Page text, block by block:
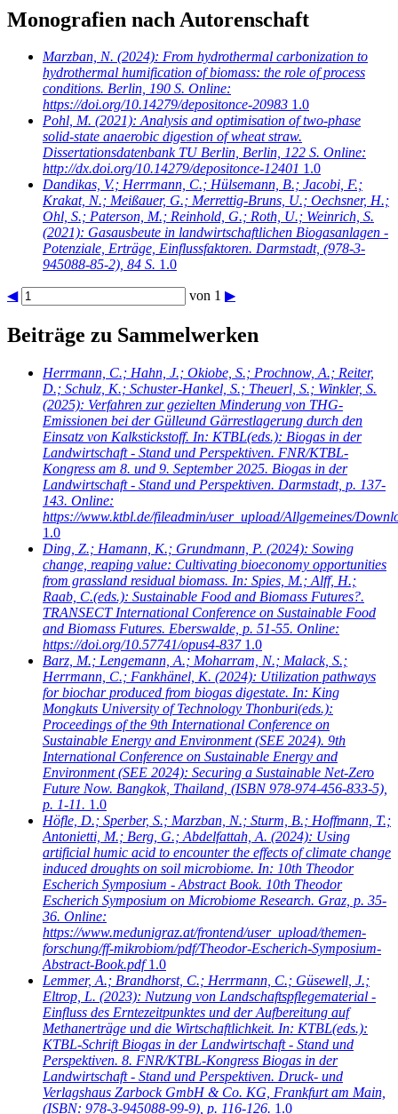
Monografien nach Autorenschaft
Marzban, N. (2024): From hydrothermal carbonization to
hydrothermal humification of biomass: the role of process
conditions. Berlin, 190 S. Online:
https://doi.org/10.14279/depositonce-20983 1.0
Pohl, M. (2021): Analysis and optimisation of two-phase
solid-state anaerobic digestion of wheat straw.
Dissertationsdatenbank TU Berlin, Berlin, 122 S. Online:
http://dx.doi.org/10.14279/depositonce-12401 1.0
Dandikas, V.; Herrmann, C.; Hülsemann, B.; Jacobi, F.;
Krakat, N.; Meißauer, G.; Merrettig-Bruns, U.; Oechsner, H.;
Ohl, S.; Paterson, M.; Reinhold, G.; Roth, U.; Weinrich, S.
(2021): Gasausbeute in landwirtschaftlichen Biogasanlagen -
Potenziale, Erträge, Einflussfaktoren. Darmstadt, (978-3-
945088-85-2), 84 S. 1.0
◀ von 1 ▶
Beiträge zu Sammelwerken
Herrmann, C.; Hahn, J.; Okiobe, S.; Prochnow, A.; Reiter,
D.; Schulz, K.; Schuster-Hankel, S.; Theuerl, S.; Winkler, S.
(2025): Verfahren zur gezielten Minderung von THG-
Emissionen bei der Gülleund Gärrestlagerung durch den
Einsatz von Kalkstickstoff. In: KTBL(eds.): Biogas in der
Landwirtschaft - Stand und Perspektiven. FNR/KTBL-
Kongress am 8. und 9. September 2025. Biogas in der
Landwirtschaft - Stand und Perspektiven. Darmstadt, p. 137-
143. Online:
https://www.ktbl.de/fileadmin/user_upload/Allgemeines/
1.0
Ding, Z.; Hamann, K.; Grundmann, P. (2024): Sowing
change, reaping value: Cultivating bioeconomy opportunities
from grassland residual biomass. In: Spies, M.; Alff, H.;
Raab, C.(eds.): Sustainable Food and Biomass Futures?.
TRANSECT International Conference on Sustainable Food
and Biomass Futures. Eberswalde, p. 51-55. Online:
https://doi.org/10.57741/opus4-837 1.0
Barz, M.; Lengemann, A.; Moharram, N.; Malack, S.;
Herrmann, C.; Fankhänel, K. (2024): Utilization pathways
for biochar produced from biogas digestate. In: King
Mongkuts University of Technology Thonburi(eds.):
Proceedings of the 9th International Conference on
Sustainable Energy and Environment (SEE 2024). 9th
International Conference on Sustainable Energy and
Environment (SEE 2024): Securing a Sustainable Net-Zero
Future Now. Bangkok, Thailand, (ISBN 978-974-456-833-5),
p. 1-11. 1.0
Höfle, D.; Sperber, S.; Marzban, N.; Sturm, B.; Hoffmann, T.;
Antonietti, M.; Berg, G.; Abdelfattah, A. (2024): Using
artificial humic acid to encounter the effects of climate change
induced droughts on soil microbiome. In: 10th Theodor
Escherich Symposium - Abstract Book. 10th Theodor
Escherich Symposium on Microbiome Research. Graz, p. 35-
36. Online:
https://www.medunigraz.at/frontend/user_upload/themen-
forschung/ff-mikrobiom/pdf/Theodor-Escherich-Symposium-
Abstract-Book.pdf 1.0
Lemmer, A.; Brandhorst, C.; Herrmann, C.; Güsewell, J.;
Eltrop, L. (2023): Nutzung von Landschaftspflegematerial -
Einfluss des Erntezeitpunktes und der Aufbereitung auf
Methanerträge und die Wirtschaftlichkeit. In: KTBL(eds.):
KTBL-Schrift Biogas in der Landwirtschaft - Stand und
Perspektiven. 8. FNR/KTBL-Kongress Biogas in der
Landwirtschaft - Stand und Perspektiven. Druck- und
Verlagshaus Zarbock GmbH & Co. KG, Frankfurt am Main,
(ISBN: 978-3-945088-99-9), p. 116-126. 1.0